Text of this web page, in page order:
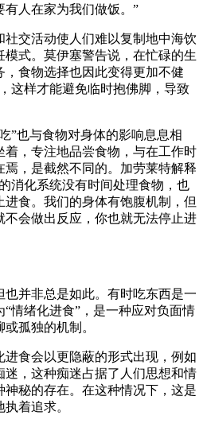
有人在家为我们做饭。”
社交活动使人们难以复制地中海饮
式。莫伊塞警告说，在忙碌的生
食物选择也因此变得更加不健
这样才能避免临时抱佛脚，导致
”也与食物对身体的影响息息相
着，专注地品尝食物，与在工作时
，是截然不同的。加劳莱特解释
消化系统没有时间处理食物，也
食。我们的身体有饱腹机制，但
会做出反应，你也就无法停止进
也并非总是如此。有时吃东西是一
情绪化进食”，是一种应对负面情
孤独的机制。
进食会以更隐蔽的形式出现，例如
迷，这种痴迷占据了人们思想和情
秘的存在。在这种情况下，这是
着追求。